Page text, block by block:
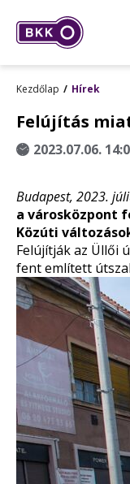
Kezdőlap Hírek
Felújítás
2023.07.06.
Budapest, 2023.
a városközpont
Közúti
Felújítják az Üllői
fent említett